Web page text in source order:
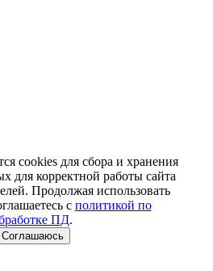
cookies для сбора и хранения
для корректной работы сайта
Продолжая использовать
с политикой по
ПД.
Соглашаюсь